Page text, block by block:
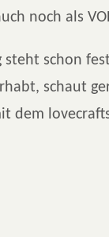
noch als
steht schon
schaut
dem